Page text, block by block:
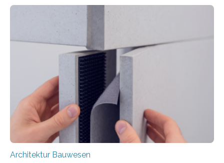
Ziel ist es, die Einsatzmöglichkeiten dieses innovativen
sicherem und nachhaltigem Bauen zu leisten.
Textilbeton ist ein moderner Verbundwerkstoff, der aus
einer feinkörnigen Betonmatrix und einer textilen
Bewehrung besteht – meist aus Carbon-, Glas- oder
Basaltfasern. Anders als herkömmlicher Stahlbeton, bei
dem Stahlstäbe zur…
Architektur Bauwesen